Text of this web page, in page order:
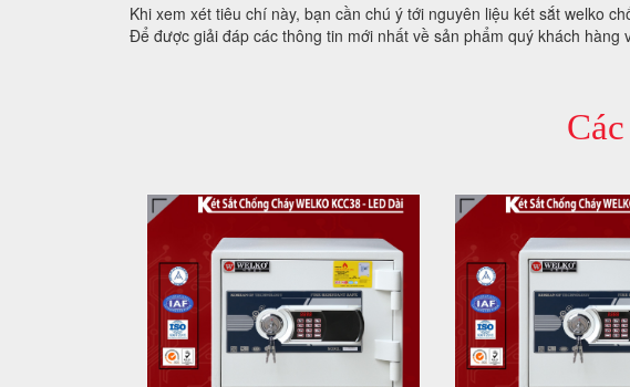
Khi xem xét tiêu chí này, bạn cần chú ý tới nguyên liệu két sắt welko
Để được giải đáp các thông tin mới nhất về sản phẩm quý khách hàng